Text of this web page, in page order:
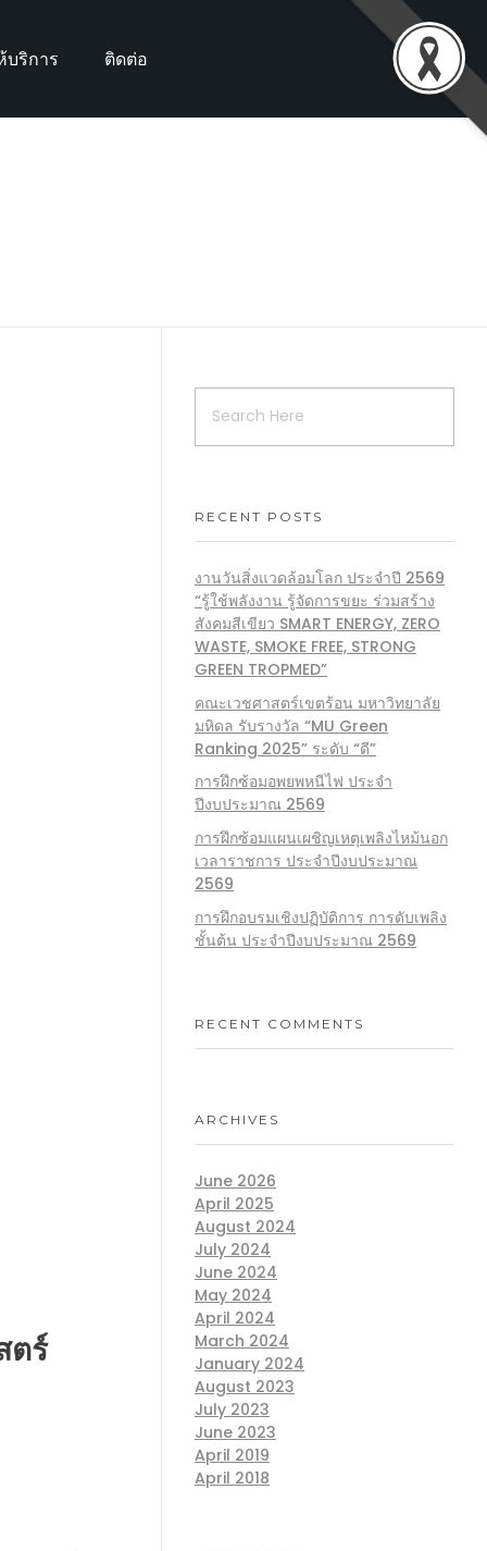
บริการ ติดต่อ
ตร์
RECENT POSTS
งานวันสิ่งแวดล้อมโลก ประจำปี 2569
“รู้ใช้พลังงาน รู้จัดการขยะ ร่วมสร้าง
สังคมสีเขียว SMART ENERGY, ZERO
WASTE, SMOKE FREE, STRONG
GREEN TROPMED”
คณะเวชศาสตร์เขตร้อน มหาวิทยาลัย
มหิดล รับรางวัล “MU Green
Ranking 2025” ระดับ “ดี”
การฝึกซ้อมอพยพหนีไฟ ประจำ
ปีงบประมาณ 2569
การฝึกซ้อมแผนเผชิญเหตุเพลิงไหม้นอก
เวลาราชการ ประจำปีงบประมาณ
2569
การฝึกอบรมเชิงปฏิบัติการ การดับเพลิง
ชั้นต้น ประจำปีงบประมาณ 2569
RECENT COMMENTS
ARCHIVES
June 2026
April 2025
August 2024
July 2024
June 2024
May 2024
April 2024
March 2024
January 2024
August 2023
July 2023
June 2023
April 2019
April 2018